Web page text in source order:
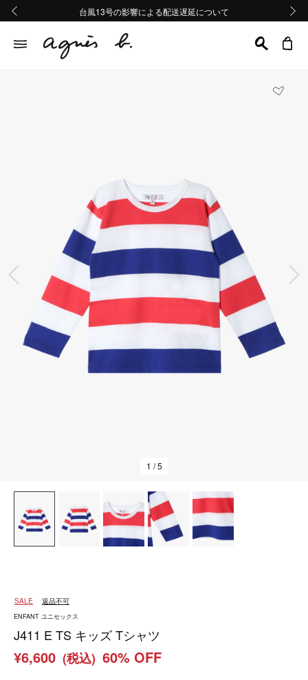
熊本地域地震の影響による配送遅延について
Summer Sale 2buy10%OFF!!
台風13号の影響による配送遅延について
熊本地域地震の影響による配送遅延について
Summer Sale 2buy10%OFF!!
前の画像
1 / 5
SALE 返品不可
ENFANT ユニセックス
J411 E TS キッズ Tシャツ
¥6,600 (税込) 60% OFF